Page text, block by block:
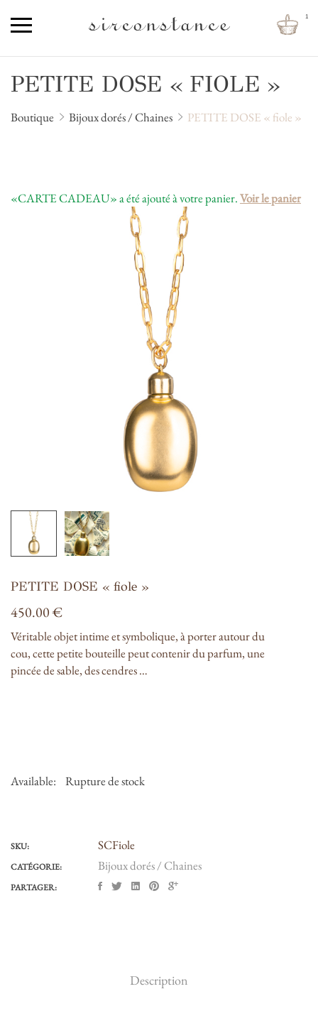
1
PETITE DOSE « FIOLE »
Boutique Bijoux dorés / Chaines PETITE DOSE « fiole »
«CARTE CADEAU» a été ajouté à votre panier.Voir le panier
PETITE DOSE « fiole »
450.00€
Véritable objet intime et symbolique, à porter autour du
cou, cette petite bouteille peut contenir du parfum, une
pincée de sable, des cendres …
Available: Rupture de stock
SKU: SCFiole
CATÉGORIE: Bijoux dorés / Chaines
PARTAGER:
Description